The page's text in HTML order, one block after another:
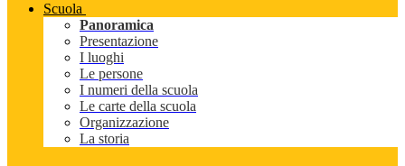
Scuola
Panoramica
Presentazione
I luoghi
Le persone
I numeri della scuola
Le carte della scuola
Organizzazione
La storia